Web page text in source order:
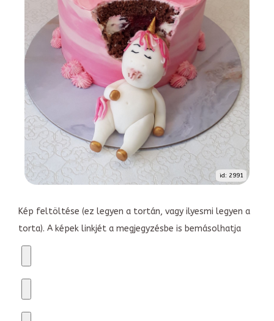
id: 2991
Kép feltöltése (ez legyen a tortán, vagy ilyesmi legyen a
torta). A képek linkjét a megjegyzésbe is bemásolhatja